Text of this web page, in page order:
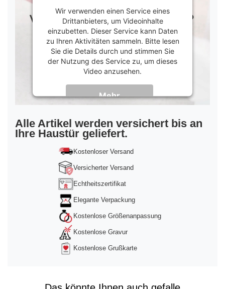
Wir verwenden einen Service eines
Drittanbieters, um Videoinhalte
einzubetten. Dieser Service kann Daten
zu Ihren Aktivitäten sammeln. Bitte lesen
Sie die Details durch und stimmen Sie
der Nutzung des Service zu, um dieses
Video anzusehen.
Mehr
Informationen
Akzeptieren
powered byUsercentrics Consent
Management Platform&Trusted Shops
Alle Artikel werden versichert bis an
Ihre Haustür geliefert.
Kostenloser Versand
Versicherter Versand
Echtheitszertifikat
Elegante Verpackung
Kostenlose Größenanpassung
Kostenlose Gravur
Kostenlose Grußkarte